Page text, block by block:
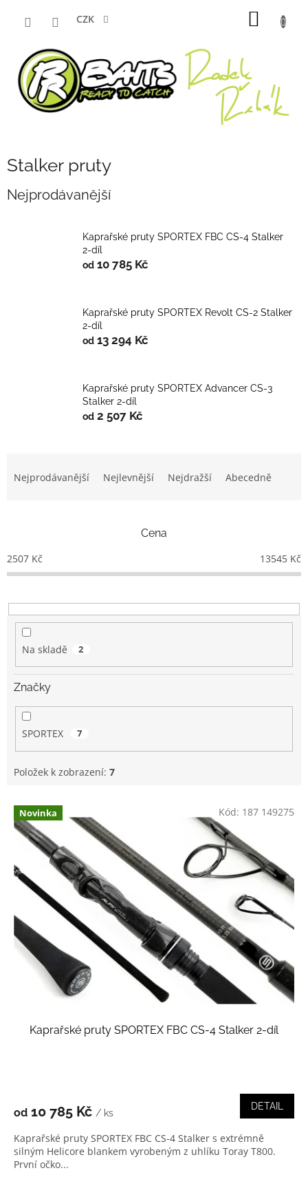
CZK
Stalker pruty
Nejprodávanější
Kaprařské pruty SPORTEX FBC CS-4 Stalker
2-díl
od 10 785 Kč
Kaprařské pruty SPORTEX Revolt CS-2 Stalker
2-díl
od 13 294 Kč
Kaprařské pruty SPORTEX Advancer CS-3
Stalker 2-díl
od 2 507 Kč
p
r
o
u
Nejprodávanější Nejlevnější Nejdražší Abecedně
Cena
2507 Kč 13545 Kč
Na skladě 2
Značky
SPORTEX 7
Položek k zobrazení: 7
V
p
o
Novinka
Kaprařské pruty SPORTEX FBC CS-4 Stalker 2-díl
od 10 785 Kč / ks
DETAIL
Kaprařské pruty SPORTEX FBC CS-4 Stalker s extrémně
silným Helicore blankem vyrobeným z uhlíku Toray T800.
První očko...
Kód: 187 149275